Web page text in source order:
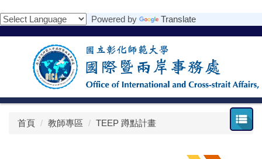
到
主
Powered by Translate
首頁 教師專區 TEEP 蹲點計畫